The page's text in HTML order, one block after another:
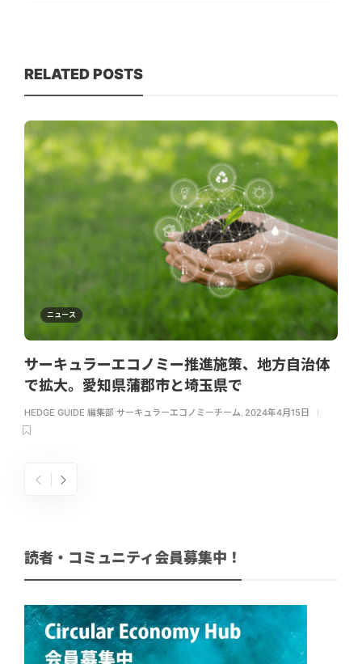
RELATED POSTS
ニュース
サーキュラーエコノミー推進施策、地方自治体
で拡大。愛知県蒲郡市と埼玉県で
HEDGE GUIDE 編集部 サーキュラーエコノミーチーム 2024年4月15日
読者・コミュニティ会員募集中！